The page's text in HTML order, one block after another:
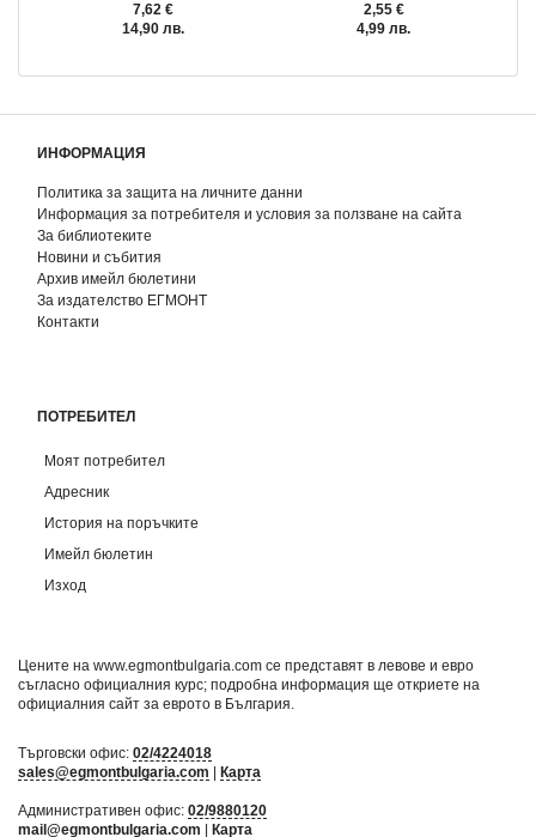
7,62 €
14,90 лв.
2,55 €
4,99 лв.
ИНФОРМАЦИЯ
Политика за защита на личните данни
Информация за потребителя и условия за ползване на сайта
За библиотеките
Новини и събития
Архив имейл бюлетини
За издателство ЕГМОНТ
Контакти
ПОТРЕБИТЕЛ
Моят потребител
Адресник
История на поръчките
Имейл бюлетин
Изход
Цените на www.egmontbulgaria.com се представят в левове и евро
съгласно официалния курс; подробна информация ще откриете на
официалния сайт за еврото в България
Търговски офис: 02/4224018
sales@egmontbulgaria.com
Карта
Административен офис: 02/9880120
mail@egmontbulgaria.com
Карта